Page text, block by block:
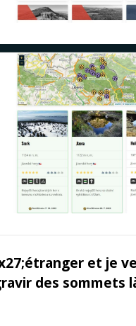
et je
des sommets